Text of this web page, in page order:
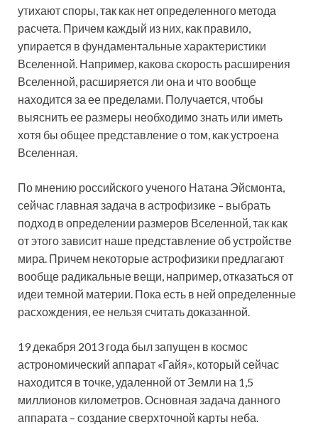
утихают споры, так как нет определенного метода
расчета. Причем каждый из них, как правило,
упирается в фундаментальные характеристики
Вселенной. Например, какова скорость расширения
Вселенной, расширяется ли она и что вообще
находится за ее пределами. Получается, чтобы
выяснить ее размеры необходимо знать или иметь
хотя бы общее представление о том, как устроена
Вселенная.
По мнению российского ученого Натана Эйсмонта,
сейчас главная задача в астрофизике – выбрать
подход в определении размеров Вселенной, так как
от этого зависит наше представление об устройстве
мира. Причем некоторые астрофизики предлагают
вообще радикальные вещи, например, отказаться от
идеи темной материи. Пока есть в ней определенные
расхождения, ее нельзя считать доказанной.
19 декабря 2013 года был запущен в космос
астрономический аппарат «Гайя», который сейчас
находится в точке, удаленной от Земли на 1,5
миллионов километров. Основная задача данного
аппарата – создание сверхточной карты неба.